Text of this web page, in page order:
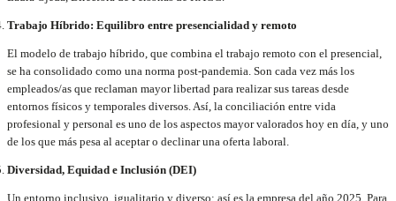
Trabajo Híbrido: Equilibro entre presencialidad y remoto
El modelo de trabajo híbrido, que combina el trabajo remoto con el presencial,
se ha consolidado como una norma post-pandemia. Son cada vez más los
empleados/as que reclaman mayor libertad para realizar sus tareas desde
entornos físicos y temporales diversos. Así, la conciliación entre vida
profesional y personal es uno de los aspectos mayor valorados hoy en día, y uno
de los que más pesa al aceptar o declinar una oferta laboral.
Diversidad, Equidad e Inclusión (DEI)
Un entorno inclusivo, igualitario y diverso; así es la empresa del año 2025. Para